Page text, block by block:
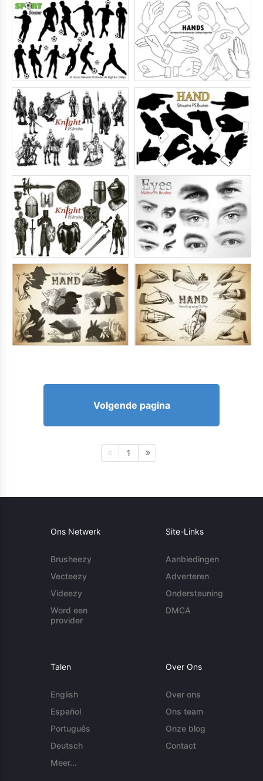
Volgende pagina
1
Ons Netwerk
Brusheezy
Vecteezy
Videezy
Word een
provider
Site-Links
Aanbiedingen
Adverteren
Ondersteuning
DMCA
Talen
English
Español
Português
Deutsch
Meer...
Over Ons
Over ons
Ons team
Onze blog
Contact